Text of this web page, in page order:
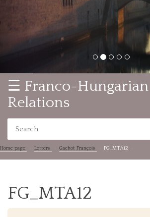
☰ Franco-
Relations
Home page Letters Gachot François FG_MTA12
FG_MTA12